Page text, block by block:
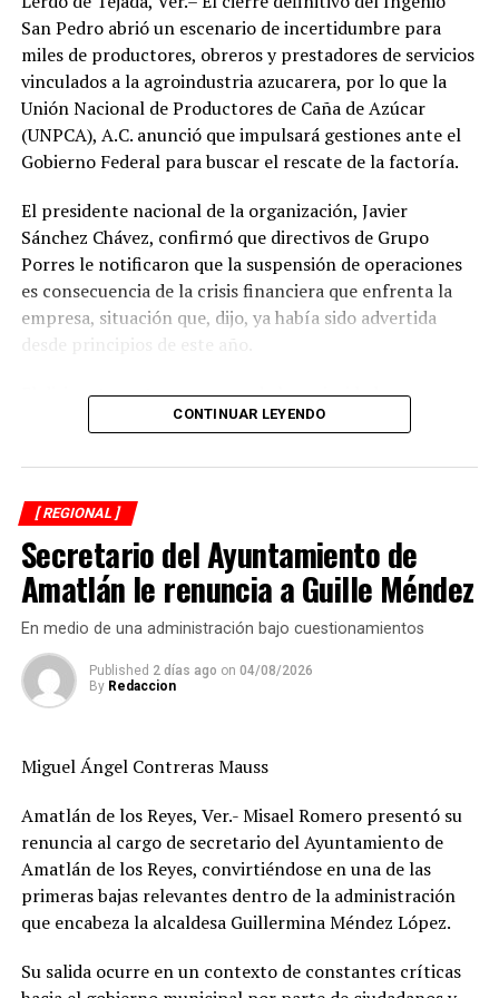
San Pedro abrió un escenario de incertidumbre para
miles de productores, obreros y prestadores de servicios
vinculados a la agroindustria azucarera, por lo que la
Unión Nacional de Productores de Caña de Azúcar
(UNPCA), A.C. anunció que impulsará gestiones ante el
Gobierno Federal para buscar el rescate de la factoría.
El presidente nacional de la organización, Javier
Sánchez Chávez, confirmó que directivos de Grupo
Porres le notificaron que la suspensión de operaciones
es consecuencia de la crisis financiera que enfrenta la
empresa, situación que, dijo, ya había sido advertida
desde principios de este año.
El dirigente sostuvo que una de las prioridades es
garantizar que los productores reciban el pago íntegro
empresa se comprometió a cubrir los adeudos conforme
a la ley y a los acuerdos establecidos al concluir la
molienda.
El Ingenio San Pedro abastecía entre 17 mil y 18 mil
hectáreas de cultivo y concentraba la producción de
alrededor de siete mil cañeros, por lo que el cierre
tendrá repercusiones económicas no sólo en Lerdo de
Tejada, sino también en municipios como Saltabarranca
y Ángel R. Cabada, además de afectar a cortadores de
trabajadores.
Sánchez Chávez informó que sostendrá reuniones con la
gobernadora Rocío Nahle García para analizar el
panorama y definir mecanismos que permitan atender
la emergencia que enfrenta el sector.
negociaciones con los ingenios La Gloria, San Cristóbal y
CONTINUAR LEYENDO
[ REGIONAL ]
Secretario del Ayuntamiento de
Amatlán le renuncia a Guille Méndez
En medio de una administración bajo cuestionamientos
Published 2 días ago on 04/08/2026
By Redaccion
Miguel Ángel Contreras Mauss
Amatlán de los Reyes, Ver.- Misael Romero presentó su
renuncia al cargo de secretario del Ayuntamiento de
Amatlán de los Reyes, convirtiéndose en una de las
primeras bajas relevantes dentro de la administración
que encabeza la alcaldesa Guillermina Méndez López.
Su salida ocurre en un contexto de constantes críticas